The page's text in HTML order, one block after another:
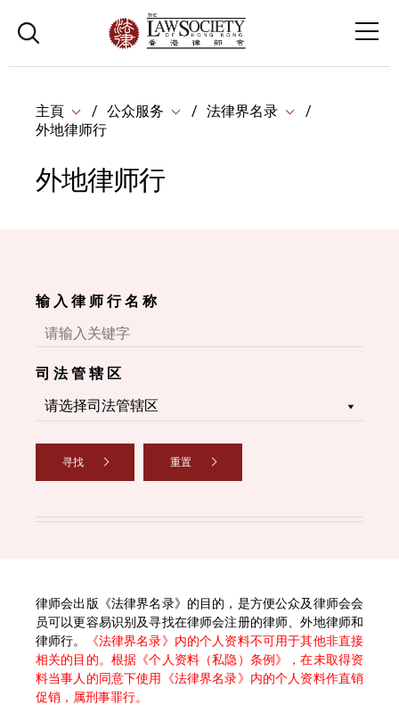
主頁 公众服务
法律界名录
外地律师行
外地律师行
输 入 律 师 行 名 称
司 法 管 辖 区
寻找 重置
律师会出版《法律界名录》的目的，是方便公众及律师会会
员可以更容易识别及寻找在律师会注册的律师、外地律师和
律师行。
《法律界名录》内的个人资料不可用于其他非直接
相关的目的。根据《个人资料（私隐）条例》，在未取得资
料当事人的同意下使用《法律界名录》内的个人资料作直销
促销，属刑事罪行。